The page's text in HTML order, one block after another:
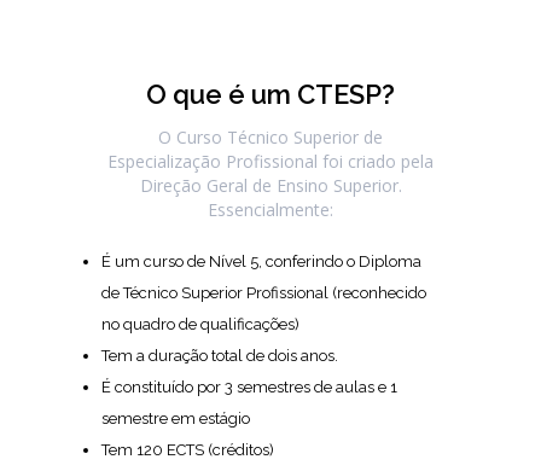
O que é um CTESP?
O Curso Técnico Superior de
Especialização Profissional foi criado pela
Direção Geral de Ensino Superior.
Essencialmente:
É um curso de Nível 5, conferindo o Diploma
de Técnico Superior Profissional (reconhecido
no quadro de qualificações)
Tem a duração total de dois anos.
É constituído por 3 semestres de aulas e 1
semestre em estágio
Tem 120 ECTS (créditos)